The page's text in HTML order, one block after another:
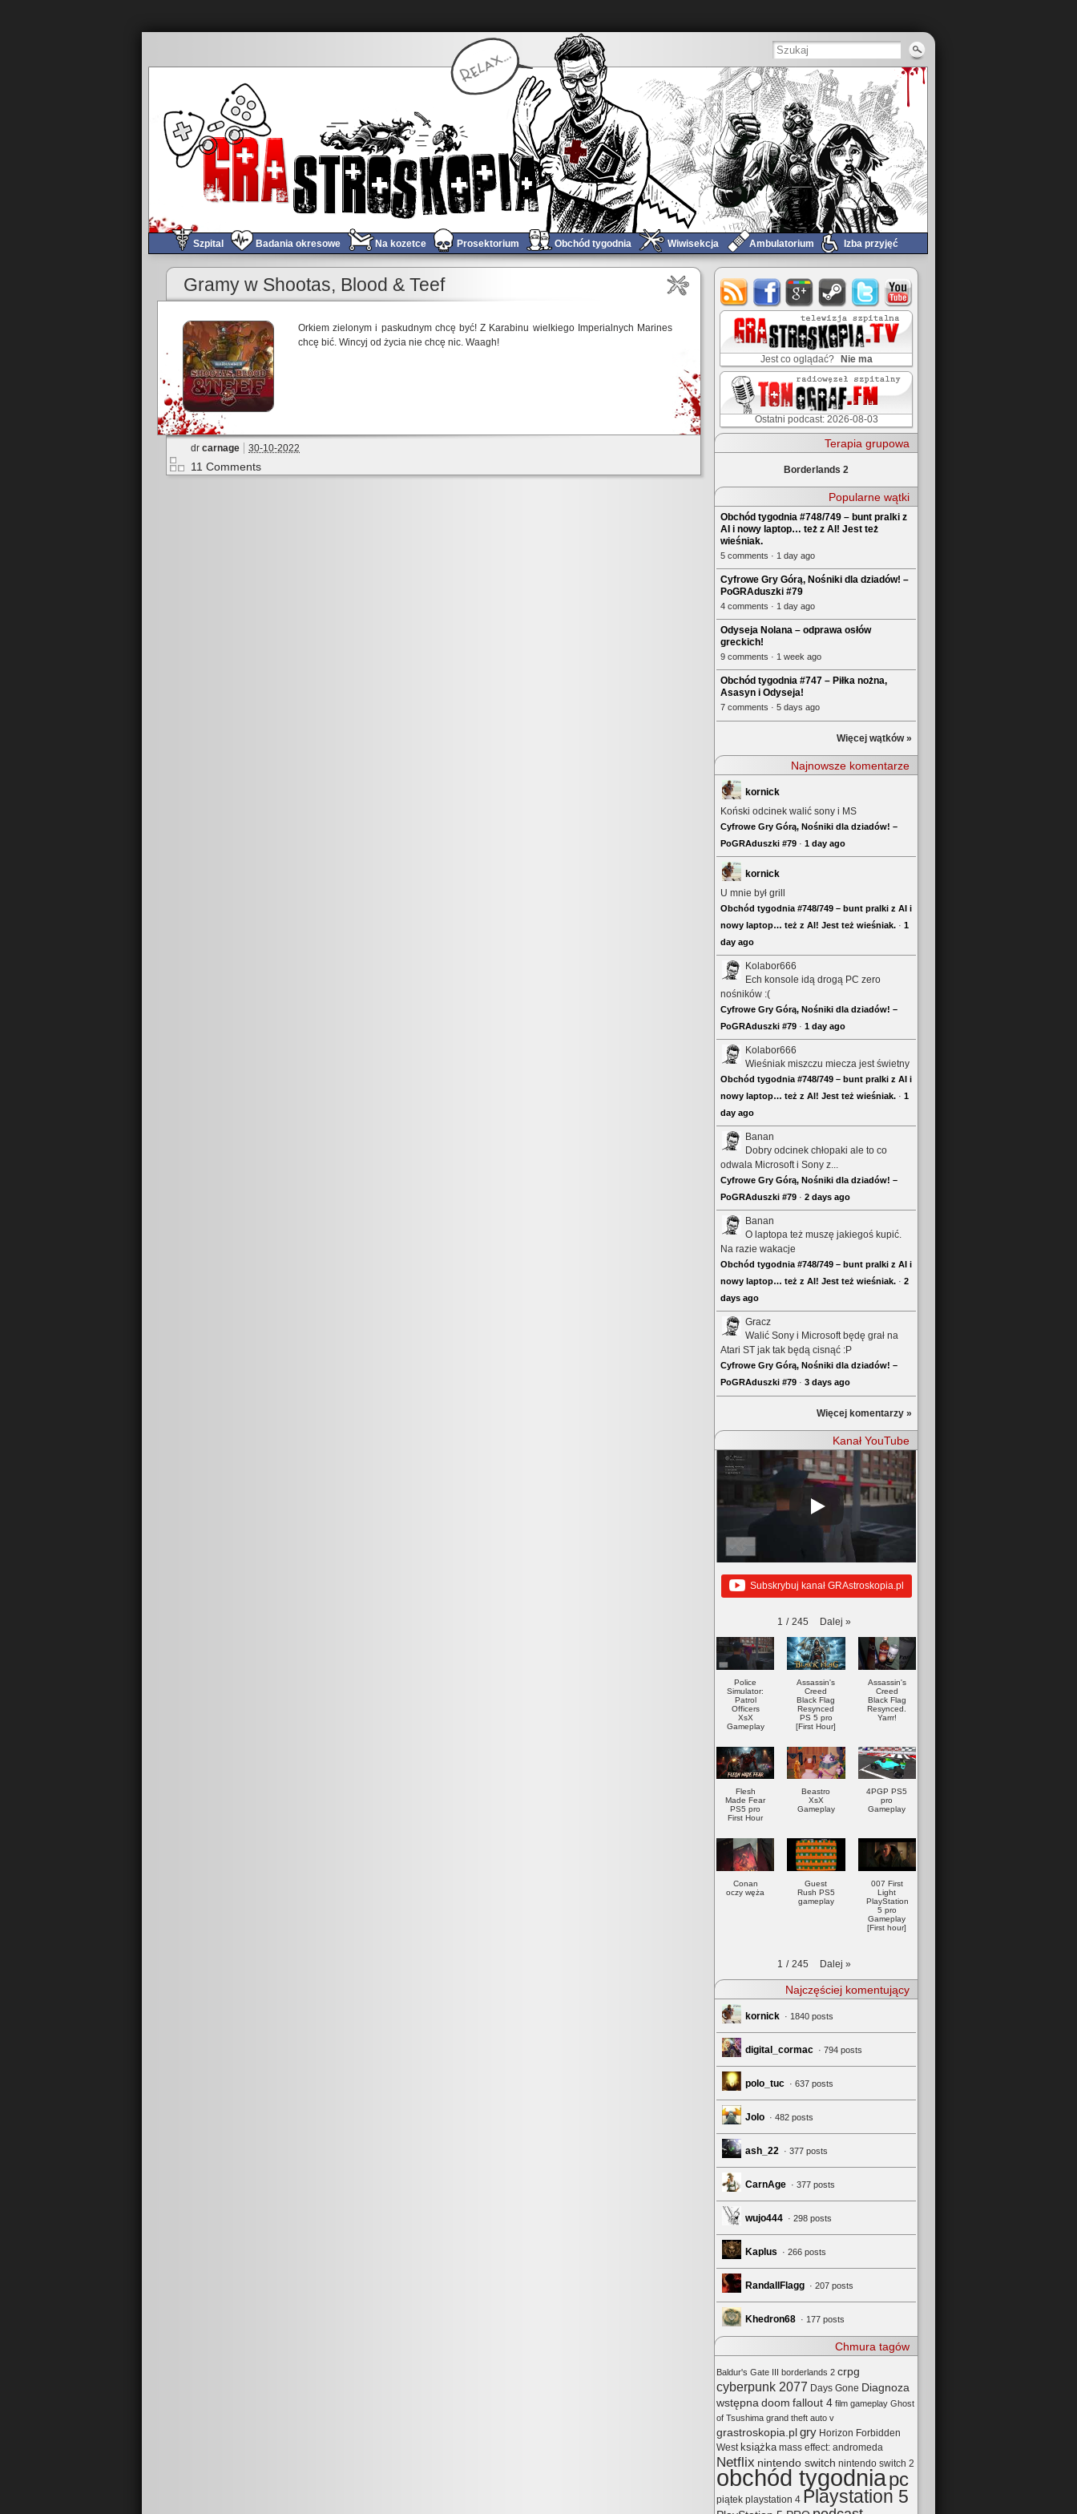
Szpital Badania okresowe Na kozetce Prosektorium Obchód tygodnia Wiwisekcja Ambulatorium Izba przyjęć
Gramy w Shootas, Blood & Teef
Orkiem zielonym i paskudnym chcę być! Z Karabinu wielkiego Imperialnych Marines
chcę bić. Wincyj od życia nie chcę nic. Waagh!
dr carnage 30-10-2022
11 Comments
Jest co oglądać? Nie ma
Ostatni podcast: 2026-08-03
Terapia grupowa
Borderlands 2
Popularne wątki
Obchód tygodnia #748/749 – bunt pralki z
AI i nowy laptop… też z AI! Jest też
wieśniak.
5 comments · 1 day ago
Cyfrowe Gry Górą, Nośniki dla dziadów! –
PoGRAduszki #79
4 comments · 1 day ago
Odyseja Nolana – odprawa osłów
greckich!
9 comments · 1 week ago
Obchód tygodnia #747 – Piłka nożna,
Asasyn i Odyseja!
7 comments · 5 days ago
Więcej wątków »
Najnowsze komentarze
kornick
Koński odcinek walić sony i MS
Cyfrowe Gry Górą, Nośniki dla dziadów! –
PoGRAduszki #79 · 1 day ago
kornick
U mnie był grill
Obchód tygodnia #748/749 – bunt pralki z AI i
nowy laptop… też z AI! Jest też wieśniak. · 1
day ago
Kolabor666
Ech konsole idą drogą PC zero
nośników :(
Cyfrowe Gry Górą, Nośniki dla dziadów! –
PoGRAduszki #79 · 1 day ago
Kolabor666
Wieśniak miszczu miecza jest świetny
Obchód tygodnia #748/749 – bunt pralki z AI i
nowy laptop… też z AI! Jest też wieśniak. · 1
day ago
Banan
Dobry odcinek chłopaki ale to co
odwala Microsoft i Sony z...
Cyfrowe Gry Górą, Nośniki dla dziadów! –
PoGRAduszki #79 · 2 days ago
Banan
O laptopa też muszę jakiegoś kupić.
Na razie wakacje
Obchód tygodnia #748/749 – bunt pralki z AI i
nowy laptop… też z AI! Jest też wieśniak. · 2
days ago
Gracz
Walić Sony i Microsoft będę grał na
Atari ST jak tak będą cisnąć :P
Cyfrowe Gry Górą, Nośniki dla dziadów! –
PoGRAduszki #79 · 3 days ago
Więcej komentarzy »
Kanał YouTube
Subskrybuj kanał GRAstroskopia.pl
1 / 245 Dalej »
Police
Simulator:
Patrol
Officers
XsX
Gameplay
Assassin's
Creed
Black Flag
Resynced
PS 5 pro
[First Hour]
Assassin's
Creed
Black Flag
Resynced.
Yarrr!
Flesh
Made Fear
PS5 pro
First Hour
Beastro
XsX
Gameplay
4PGP PS5
pro
Gameplay
Conan
oczy węża
Guest
Rush PS5
gameplay
007 First
Light
PlayStation
5 pro
Gameplay
[First hour]
1 / 245 Dalej »
Najczęściej komentujący
kornick · 1840 posts
digital_cormac · 794 posts
polo_tuc · 637 posts
Jolo · 482 posts
ash_22 · 377 posts
CarnAge · 377 posts
wujo444 · 298 posts
Kaplus · 266 posts
RandallFlagg · 207 posts
Khedron68 · 177 posts
Chmura tagów
Baldur's Gate III borderlands 2 crpg
cyberpunk 2077 Days Gone Diagnoza
wstępnadoom fallout 4 film gameplay Ghost
of Tsushima grand theft auto v
grastroskopia.pl gry Horizon Forbidden
West książka mass effect: andromeda
Netflix nintendo switch nintendo switch 2
obchód tygodniapc
piątek playstation 4 Playstation 5